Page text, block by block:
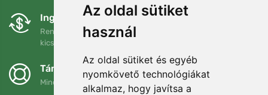
Az oldal sütiket
használ
Az oldal sütiket és egyéb
nyomkövető technológiákat
alkalmaz, hogy javítsa a
Ingyenes csere és visszaküldés
Rendelését 90 napon belül bármikor visszaküldheti vagy
kicserélheti.
Támogatjuk a Trees.org-ot
Minden megrendelésért ültetünk egy fát! Bővebben